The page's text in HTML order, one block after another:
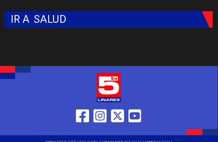
IR A SALUD